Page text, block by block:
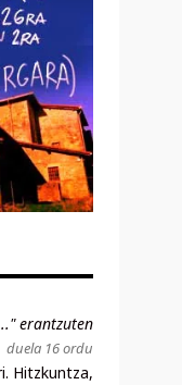
erantzuten
duela 16 ordu
Hitzkuntza,